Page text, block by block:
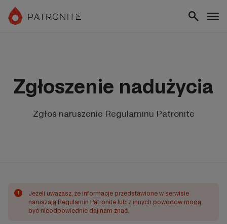
Zgłoszenie nadużycia
Zgłoś naruszenie Regulaminu Patronite
!
Jeżeli uważasz, że informacje przedstawione w serwisie
naruszają Regulamin Patronite lub z innych powodów mogą
być nieodpowiednie daj nam znać.